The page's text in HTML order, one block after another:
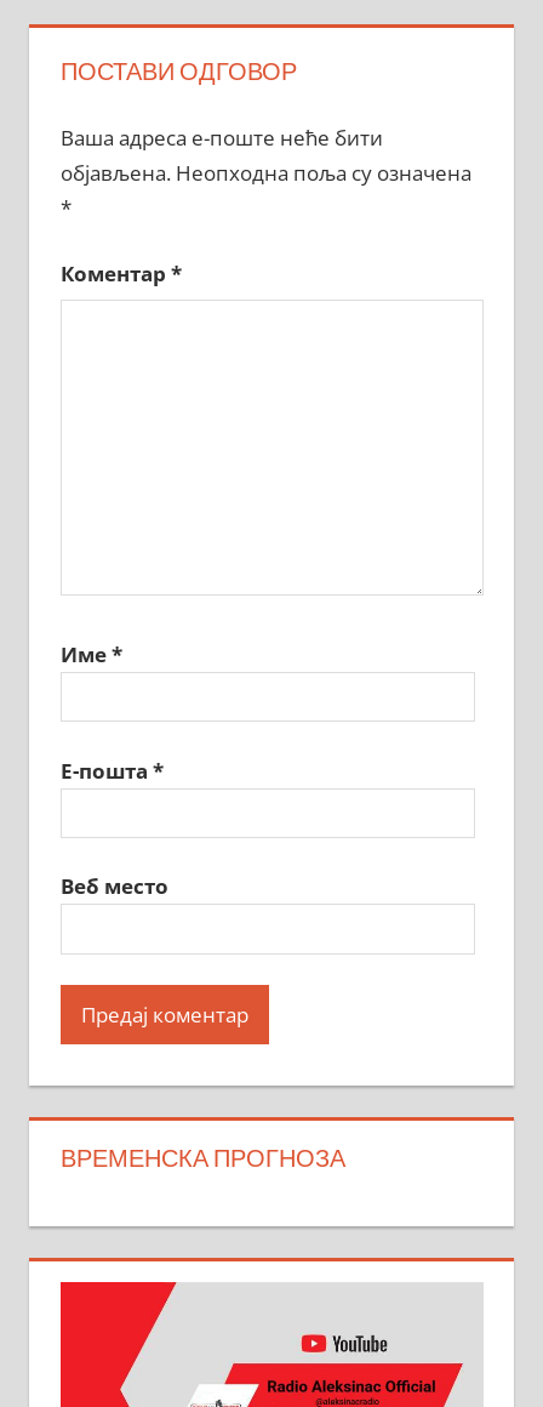
ПОСТАВИ ОДГОВОР
Ваша адреса е-поште неће бити
објављена. Неопходна поља су означена
*
Коментар *
Име*
Е-пошта *
Веб место
ВРЕМЕНСКА ПРОГНОЗА